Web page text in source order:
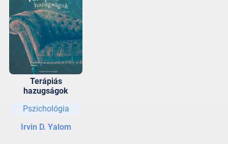
Terápiás
hazugságok
Pszichológia
Irvin D. Yalom